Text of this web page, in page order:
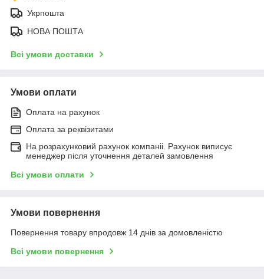
Укрпошта
НОВА ПОШТА
Всі умови доставки
Умови оплати
Оплата на рахунок
Оплата за реквізитами
На розрахунковий рахунок компаніі. Рахунок виписує
менеджер після уточнення деталей замовлення
Всі умови оплати
Умови повернення
Повернення товару впродовж 14 днів за домовленістю
Всі умови повернення